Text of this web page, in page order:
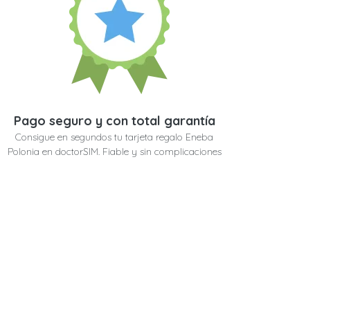
Pago seguro y con total garantía
Consigue en segundos tu tarjeta regalo Eneba
Polonia en doctorSIM. Fiable y sin complicaciones